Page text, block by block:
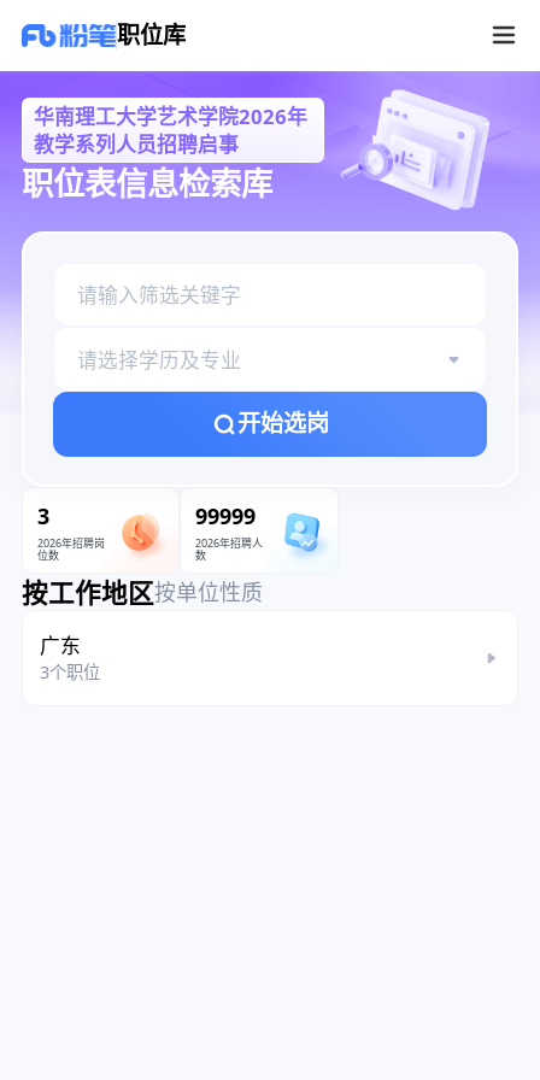
职位库
华南理工大学艺术学院2026年
教学系列人员招聘启事
职位表信息检索库
请选择学历及专业
开始选岗
3
2026年招聘岗
位数
99999
2026年招聘人
数
按工作地区按单位性质
广东
3个职位